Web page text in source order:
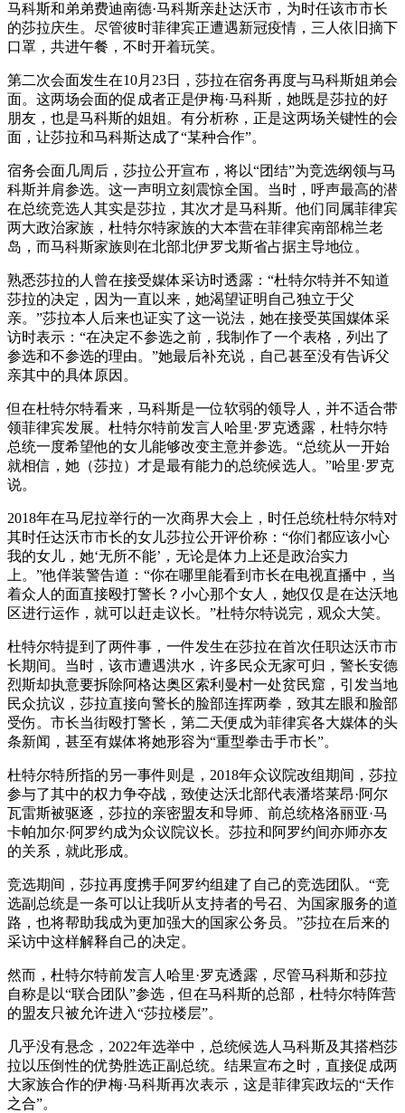
马科斯和弟弟费迪南德·马科斯亲赴达沃市，为时任该市市长
的莎拉庆生。尽管彼时菲律宾正遭遇新冠疫情，三人依旧摘下
口罩，共进午餐，不时开着玩笑。
第二次会面发生在10月23日，莎拉在宿务再度与马科斯姐弟会
面。这两场会面的促成者正是伊梅·马科斯，她既是莎拉的好
朋友，也是马科斯的姐姐。有分析称，正是这两场关键性的会
面，让莎拉和马科斯达成了“某种合作”。
宿务会面几周后，莎拉公开宣布，将以“团结”为竞选纲领与马
科斯并肩参选。这一声明立刻震惊全国。当时，呼声最高的潜
在总统竞选人其实是莎拉，其次才是马科斯。他们同属菲律宾
两大政治家族，杜特尔特家族的大本营在菲律宾南部棉兰老
岛，而马科斯家族则在北部北伊罗戈斯省占据主导地位。
熟悉莎拉的人曾在接受媒体采访时透露：“杜特尔特并不知道
莎拉的决定，因为一直以来，她渴望证明自己独立于父
亲。”莎拉本人后来也证实了这一说法，她在接受英国媒体采
访时表示：“在决定不参选之前，我制作了一个表格，列出了
参选和不参选的理由。”她最后补充说，自己甚至没有告诉父
亲其中的具体原因。
但在杜特尔特看来，马科斯是一位软弱的领导人，并不适合带
领菲律宾发展。杜特尔特前发言人哈里·罗克透露，杜特尔特
总统一度希望他的女儿能够改变主意并参选。“总统从一开始
就相信，她（莎拉）才是最有能力的总统候选人。”哈里·罗克
说。
2018年在马尼拉举行的一次商界大会上，时任总统杜特尔特对
其时任达沃市市长的女儿莎拉公开评价称：“你们都应该小心
我的女儿，她‘无所不能’，无论是体力上还是政治实力
上。”他佯装警告道：“你在哪里能看到市长在电视直播中，当
着众人的面直接殴打警长？小心那个女人，她仅仅是在达沃地
区进行运作，就可以赶走议长。”杜特尔特说完，观众大笑。
杜特尔特提到了两件事，一件发生在莎拉在首次任职达沃市市
长期间。当时，该市遭遇洪水，许多民众无家可归，警长安德
烈斯却执意要拆除阿格达奥区索利曼村一处贫民窟，引发当地
民众抗议，莎拉直接向警长的脸部连挥两拳，致其左眼和脸部
受伤。市长当街殴打警长，第二天便成为菲律宾各大媒体的头
条新闻，甚至有媒体将她形容为“重型拳击手市长”。
杜特尔特所指的另一事件则是，2018年众议院改组期间，莎拉
参与了其中的权力争夺战，致使达沃北部代表潘塔莱昂·阿尔
瓦雷斯被驱逐，莎拉的亲密盟友和导师、前总统格洛丽亚·马
卡帕加尔·阿罗约成为众议院议长。莎拉和阿罗约间亦师亦友
的关系，就此形成。
竞选期间，莎拉再度携手阿罗约组建了自己的竞选团队。“竞
选副总统是一条可以让我听从支持者的号召、为国家服务的道
路，也将帮助我成为更加强大的国家公务员。”莎拉在后来的
采访中这样解释自己的决定。
然而，杜特尔特前发言人哈里·罗克透露，尽管马科斯和莎拉
自称是以“联合团队”参选，但在马科斯的总部，杜特尔特阵营
的盟友只被允许进入“莎拉楼层”。
几乎没有悬念，2022年选举中，总统候选人马科斯及其搭档莎
拉以压倒性的优势胜选正副总统。结果宣布之时，直接促成两
大家族合作的伊梅·马科斯再次表示，这是菲律宾政坛的“天作
之合”。